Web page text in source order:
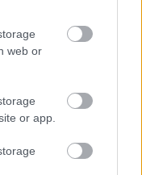
web or
or app.
csábítaná
et